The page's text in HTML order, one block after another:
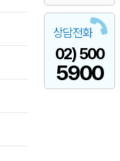
상담전화
02) 500
5900